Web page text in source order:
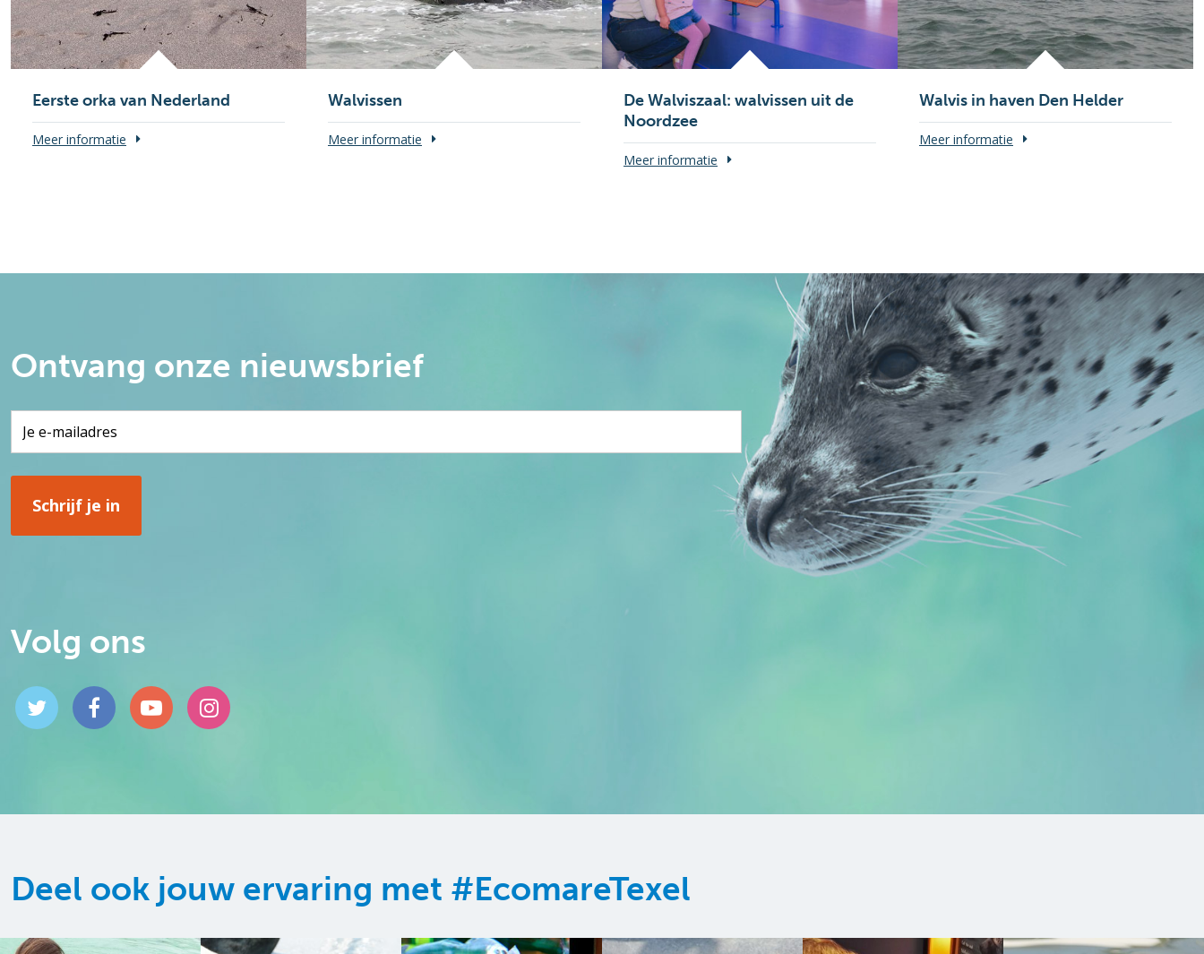
Eerste orka van Nederland
Meer informatie
Walvissen
Meer informatie
De Walviszaal: walvissen uit de
Noordzee
Meer informatie
Walvis in haven Den Helder
Meer informatie
Ontvang onze nieuwsbrief
Volg ons
Deel ook jouw ervaring met #EcomareTexel